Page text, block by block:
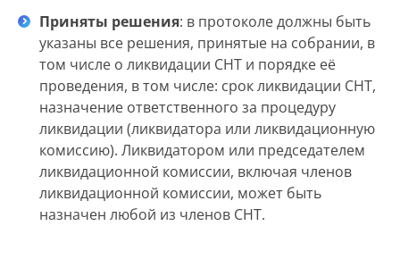
Приняты решения: в протоколе должны быть
указаны все решения, принятые на собрании, в
том числе о ликвидации СНТ и порядке её
проведения, в том числе: срок ликвидации СНТ,
назначение ответственного за процедуру
ликвидации (ликвидатора или ликвидационную
комиссию). Ликвидатором или председателем
ликвидационной комиссии, включая членов
ликвидационной комиссии, может быть
назначен любой из членов СНТ.